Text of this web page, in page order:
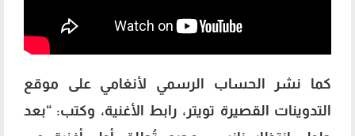
كما نشر الحساب الرسمي لأنغامي على موقع
التدوينات القصيرة تويتر، رابط الأغنية، وكتب: “‏بعد